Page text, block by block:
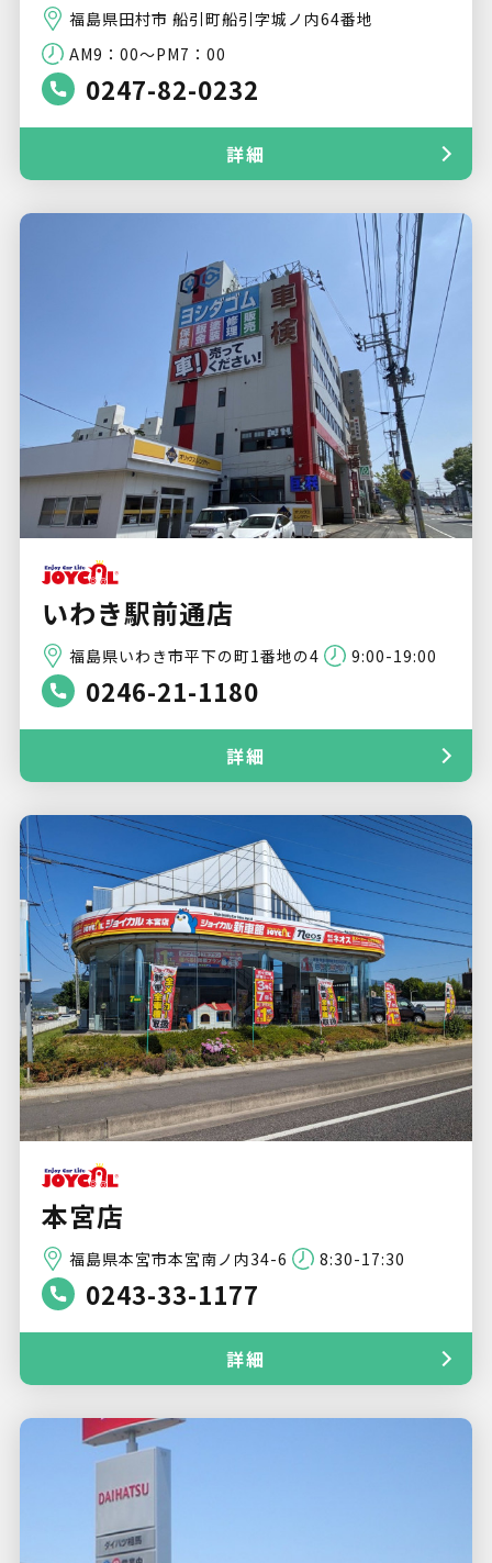
福島県田村市 船引町船引字城ノ内64番地
AM9：00～PM7：00
0247-82-0232
詳細
いわき駅前通店
福島県いわき市平下の町1番地の4 9:00-19:00
0246-21-1180
詳細
本宮店
福島県本宮市本宮南ノ内34-6 8:30-17:30
0243-33-1177
詳細